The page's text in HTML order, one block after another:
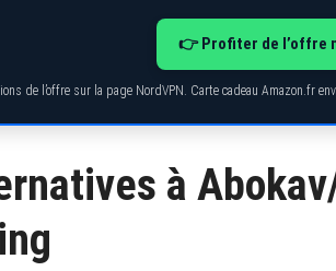
👉 Profiter de l’offre
de l’offre sur la page NordVPN. Carte cadeau Amazon.fr
à